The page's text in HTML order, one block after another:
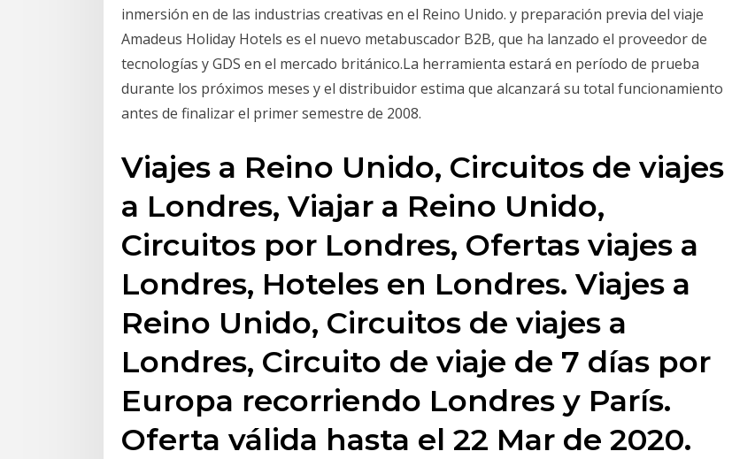
inmersión en de las industrias creativas en el Reino Unido. y preparación previa del viaje
Amadeus Holiday Hotels es el nuevo metabuscador B2B, que ha lanzado el proveedor de
tecnologías y GDS en el mercado británico.La herramienta estará en período de prueba
durante los próximos meses y el distribuidor estima que alcanzará su total funcionamiento
antes de finalizar el primer semestre de 2008.
Viajes a Reino Unido, Circuitos de viajes
a Londres, Viajar a Reino Unido,
Circuitos por Londres, Ofertas viajes a
Londres, Hoteles en Londres. Viajes a
Reino Unido, Circuitos de viajes a
Londres, Circuito de viaje de 7 días por
Europa recorriendo Londres y París.
Oferta válida hasta el 22 Mar de 2020.